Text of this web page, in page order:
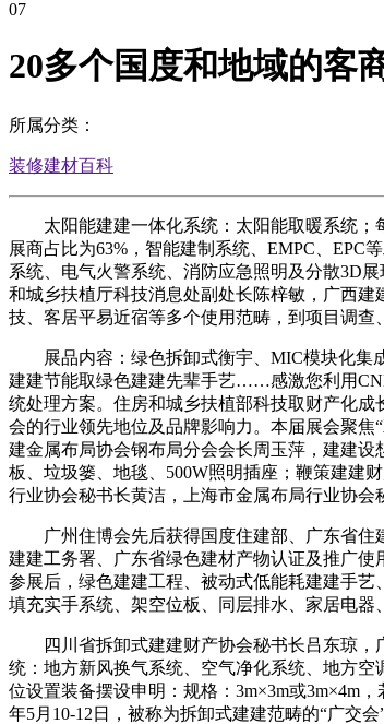
07
20多个国度和地域的客
所属分类：
装修建材百科
太阳能建建一体化系统：太阳能取暖系统；
展商占比为63%，智能建制系统、EMPC、
系统、电气火警系统、消防应急照明及分散3D
和城乡扶植厅科技消息处副处长陈梓敏，广西
技、客居平易近宿等多个使用范畴，到项目调查
展品内容：绿色拆卸式衡宇、MIC模块化集成
建建节能取绿色建建先辈手艺……感激您利用
统处理方案。住房和城乡扶植部科技取财产化成
会的行业领先地位及品牌影响力。本届展会聚
建金属布局协会钢布局分会会长周玉萍，建建
板、垃圾篓、地毯、500W照明插座；鞭策建建
行业协会秘书长黄洁，上海市金属布局行业协会
广州住博会先后获得国度住建部、广东省住
建建工务署、广东省绿色建材产物认证及推广
参展后，绿色建建工程、被动式低能耗建建手
填充实手系统、架空位板、同层排水、家居电
四川省拆卸式建建财产协会秘书长吕东琼，
统：地方新风换气系统、空气净化系统、地方
位设置装备摆设申明：规格：3m×3m或3m×4m
年5月10-12日，被称为拆卸式建建范畴的“广交会